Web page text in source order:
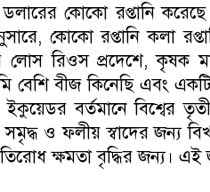
কোকো রপ্তানি
কোকো রপ্তানি কলা
লোস রিওস প্রদেশে,
বীজ কিনেছি এবং একটি
বর্তমানে বিশ্বের
ও ফলীয় স্বাদের জন্য
ক্ষমতা বৃদ্ধির জন্য।